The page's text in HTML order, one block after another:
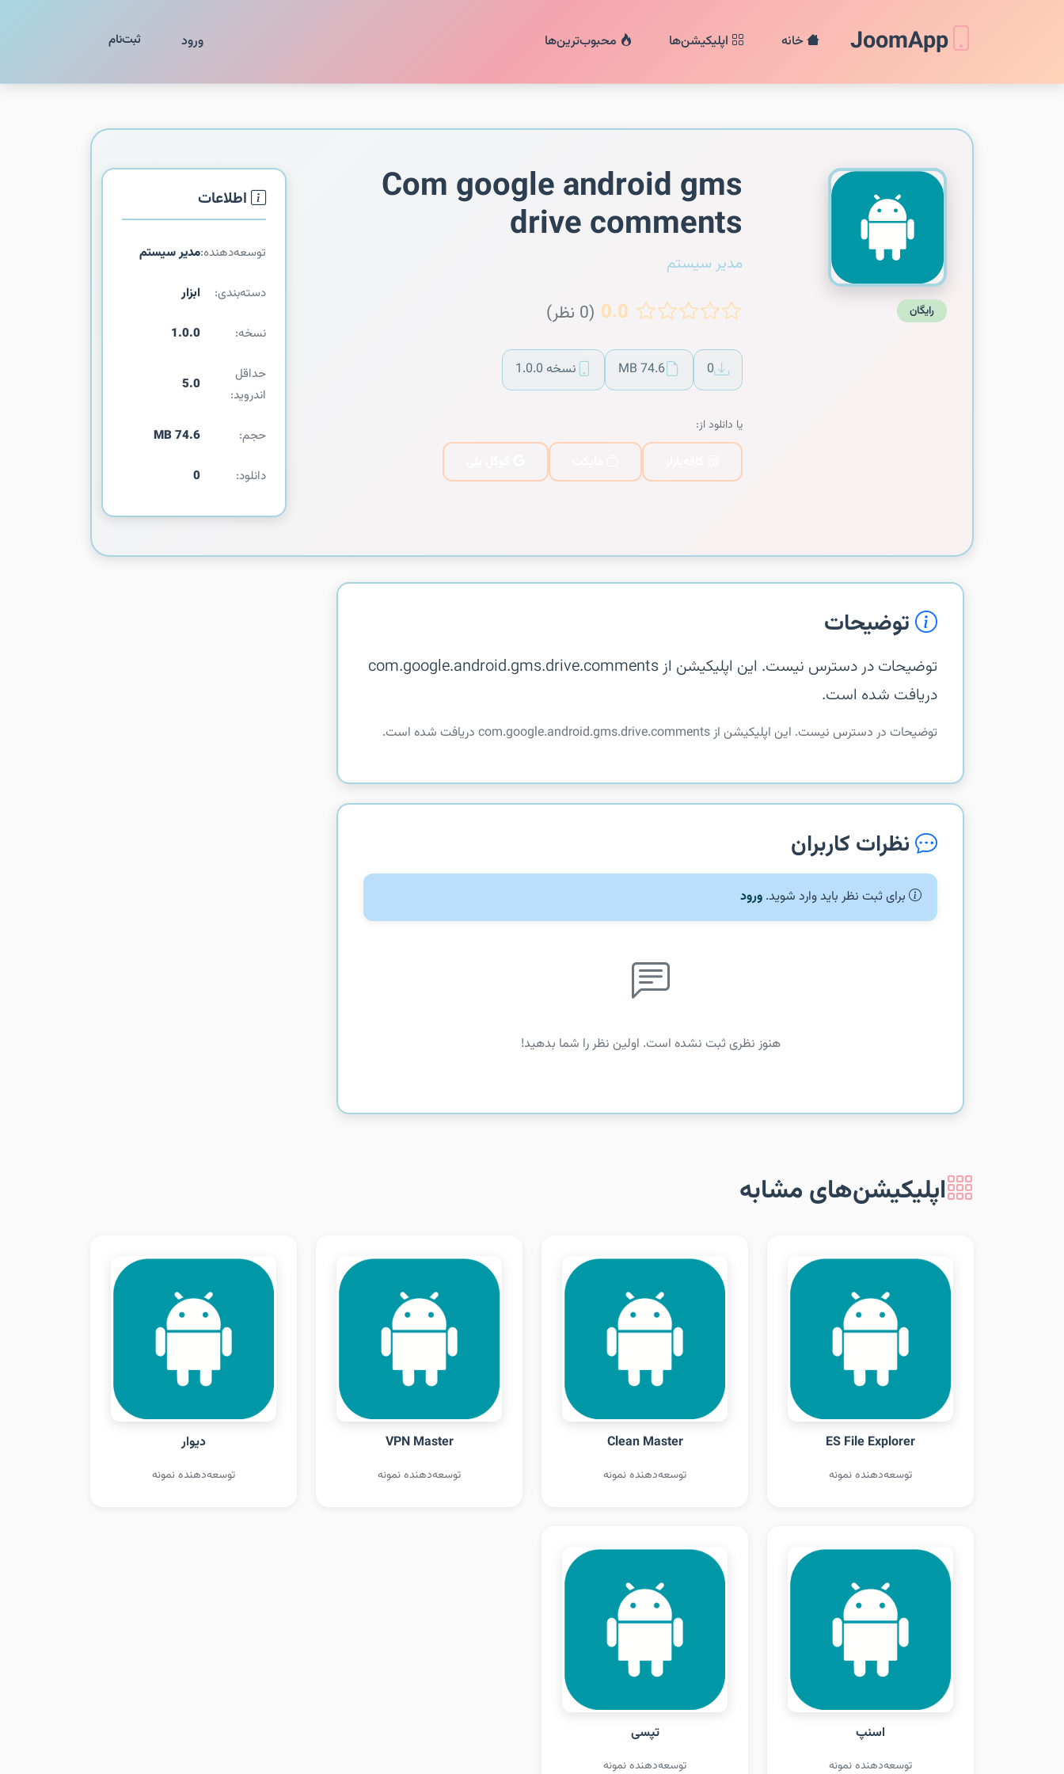
JoomApp خانه اپلیکیشن‌ها محبوب‌ترین‌ها ورود ثبت‌نام
رایگان
Com google android gms
drive comments
مدیر سیستم
0.0 (0 نظر)
0
74.6 MB نسخه 1.0.0
یا دانلود از:
اطلاعات
توسعه‌دهنده:مدیر سیستم
دسته‌بندی: ابزار
نسخه: 1.0.0
حداقل
اندروید:
5.0
حجم: 74.6 MB
دانلود: 0
توضیحات
توضیحات در دسترس نیست. این اپلیکیشن از com.google.android.gms.drive.comments
دریافت شده است.
توضیحات در دسترس نیست. این اپلیکیشن از com.google.android.gms.drive.comments دریافت شده است.
نظرات کاربران
برای ثبت نظر باید وارد شوید. ورود
هنوز نظری ثبت نشده است. اولین نظر را شما بدهید!
اپلیکیشن‌های مشابه
ES File Explorer
توسعه‌دهنده نمونه
Clean Master
توسعه‌دهنده نمونه
VPN Master
توسعه‌دهنده نمونه
دیوار
توسعه‌دهنده نمونه
اسنپ
توسعه‌دهنده نمونه
تپسی
توسعه‌دهنده نمونه